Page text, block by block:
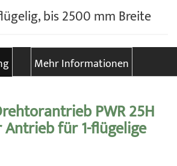
bis 2500 mm Breite
Mehr Informationen
PWR 25H
für 1-flügelige